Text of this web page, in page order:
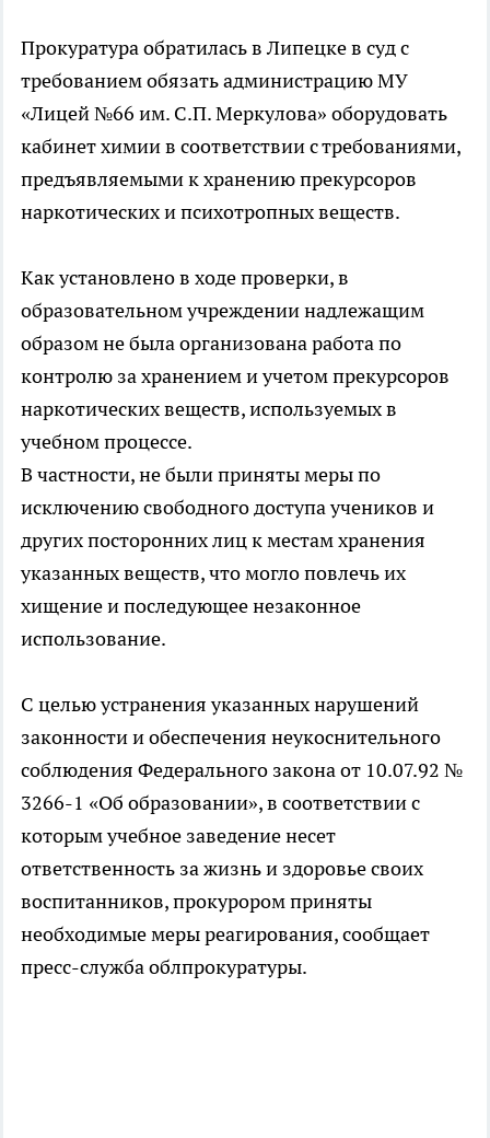
Прокуратура обратилась в Липецке в суд с
требованием обязать администрацию МУ
«Лицей №66 им. С.П. Меркулова» оборудовать
кабинет химии в соответствии с требованиями,
предъявляемыми к хранению прекурсоров
наркотических и психотропных веществ.
Как установлено в ходе проверки, в
образовательном учреждении надлежащим
образом не была организована работа по
контролю за хранением и учетом прекурсоров
наркотических веществ, используемых в
учебном процессе.
В частности, не были приняты меры по
исключению свободного доступа учеников и
других посторонних лиц к местам хранения
указанных веществ, что могло повлечь их
хищение и последующее незаконное
использование.
С целью устранения указанных нарушений
законности и обеспечения неукоснительного
соблюдения Федерального закона от 10.07.92 №
3266-1 «Об образовании», в соответствии с
которым учебное заведение несет
ответственность за жизнь и здоровье своих
воспитанников, прокурором приняты
необходимые меры реагирования, сообщает
пресс-служба облпрокуратуры.